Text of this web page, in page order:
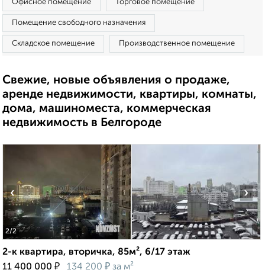
Офисное помещение Торговое помещение
Помещение свободного назначения
Складское помещение Производственное помещение
Свежие, новые объявления о продаже,
аренде недвижимости, квартиры, комнаты,
дома, машиноместа, коммерческая
недвижимость в Белгороде
2/2
‹ ›
2-к квартира, вторичка, 85м², 6/17 этаж
11 400 000 ₽ 134 200 ₽ за м²